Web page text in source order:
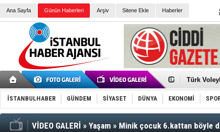
Ana Sayfa Günün Haberleri Arşiv Sitene Ekle Haberler
Türk
Töreninde
İkinci El
Guguk
Sneaker
Erkek
Tommy
İSTANBULHABER GÜNDEM SİYASET DÜNYA EKONOMİ
VİDEO GALERİ »Yaşam » Minik çocuk 6.kattan böyle